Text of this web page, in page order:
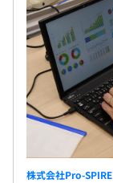
株式会社Pro-SPIRE